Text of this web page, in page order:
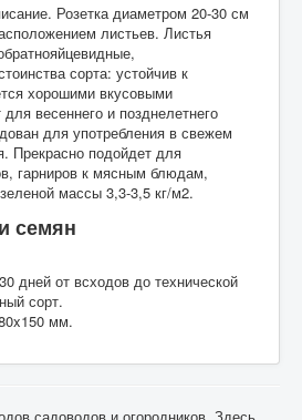
Розетка диаметром 20-30 см
листьев. Листья
сорта: устойчив к
хорошими вкусовыми
весеннего и позднелетнего
для употребления в свежем
Прекрасно подойдет для
гарниров к мясным блюдам,
массы 3,3-3,5 кг/м2.
семян
дней от всходов до технической
сорт.
мм.
садоводов и огородников. Здесь